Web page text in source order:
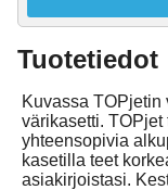
Tuotetiedot
Kuvassa
värikasetti. TOPjet
yhteensopivia
kasetilla teet
asiakirjoistasi.